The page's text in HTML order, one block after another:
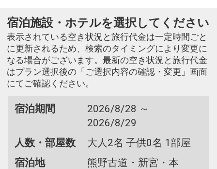
宿泊施設・ホテルを選択してください
表示されている空き状況と旅行代金は一定時間ごと
に更新されるため、検索のタイミングにより変更に
なる場合がございます。最新の空き状況と旅行代金
はプラン選択後の「ご選択内容の確認・変更」画面
にてご確認ください。
宿泊期間
2026/8/28 ～
2026/8/29
人数・部屋数
大人2名 子供0名 1部屋
宿泊地
熊野古道・新宮・本